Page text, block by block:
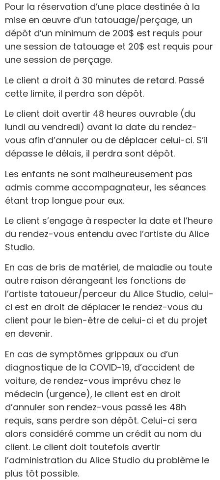
Pour la réservation d’une place destinée à la
mise en œuvre d’un tatouage/perçage, un
dépôt d’un minimum de 200$ est requis pour
une session de tatouage et 20$ est requis pour
une session de perçage.
Le client a droit à 30 minutes de retard. Passé
cette limite, il perdra son dépôt.
Le client doit avertir 48 heures ouvrable (du
lundi au vendredi) avant la date du rendez-
vous afin d’annuler ou de déplacer celui-ci. S’il
dépasse le délais, il perdra sont dépôt.
Les enfants ne sont malheureusement pas
admis comme accompagnateur, les séances
étant trop longue pour eux.
Le client s’engage à respecter la date et l’heure
du rendez-vous entendu avec l’artiste du Alice
Studio.
En cas de bris de matériel, de maladie ou toute
autre raison dérangeant les fonctions de
l’artiste tatoueur/perceur du Alice Studio, celui-
ci est en droit de déplacer le rendez-vous du
client pour le bien-être de celui-ci et du projet
en devenir.
En cas de symptômes grippaux ou d’un
diagnostique de la COVID-19, d’accident de
voiture, de rendez-vous imprévu chez le
médecin (urgence), le client est en droit
d’annuler son rendez-vous passé les 48h
requis, sans perdre son dépôt. Celui-ci sera
alors considéré comme un crédit au nom du
client. Le client doit toutefois avertir
l’administration du Alice Studio du problème le
plus tôt possible.